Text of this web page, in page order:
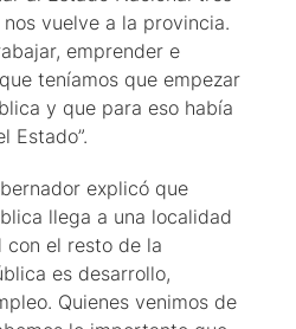
vuelve a la provincia.
emprender e
teníamos que empezar
y que para eso había
Estado”.
explicó que
llega a una localidad
con el resto de la
es desarrollo,
Quienes venimos de